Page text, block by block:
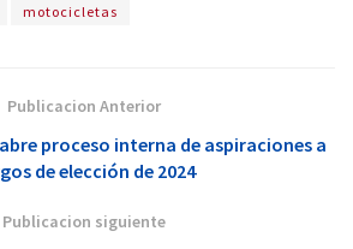
motocicletas
Publicacion Anterior
proceso interna de aspiraciones a
de elección de 2024
Publicacion siguiente